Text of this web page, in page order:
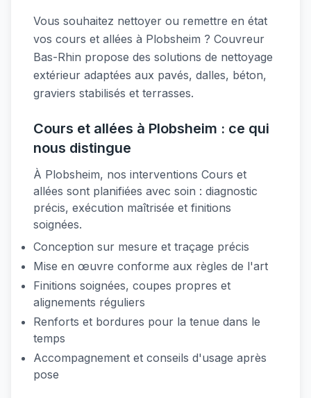
Vous souhaitez nettoyer ou remettre en état
vos cours et allées à Plobsheim ? Couvreur
Bas-Rhin propose des solutions de nettoyage
extérieur adaptées aux pavés, dalles, béton,
graviers stabilisés et terrasses.
Cours et allées à Plobsheim : ce qui
nous distingue
À Plobsheim, nos interventions Cours et
allées sont planifiées avec soin : diagnostic
précis, exécution maîtrisée et finitions
soignées.
Conception sur mesure et traçage précis
Mise en œuvre conforme aux règles de l'art
Finitions soignées, coupes propres et
alignements réguliers
Renforts et bordures pour la tenue dans le
temps
Accompagnement et conseils d'usage après
pose